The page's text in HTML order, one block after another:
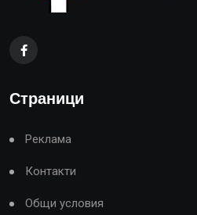
Страници
Реклама
Контакти
Общи условия